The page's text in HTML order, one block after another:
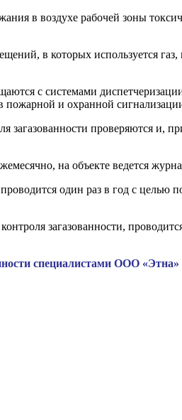
в воздухе рабочей зоны
в которых используется
с системами
пожарной и охранной
проверяются и,
на объекте ведется
один раз в год с
загазованности,
специалистами ООО